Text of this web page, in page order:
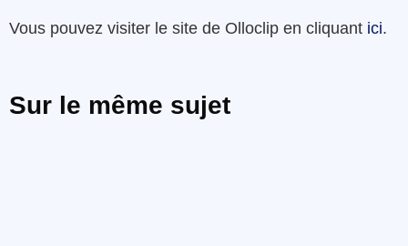
Vous pouvez visiter le site de Olloclip en cliquant ici.
Sur le même sujet